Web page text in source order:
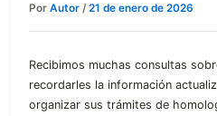
Por Autor /21 de enero de 2026
Recibimos muchas consultas
recordarles la información
organizar sus trámites de